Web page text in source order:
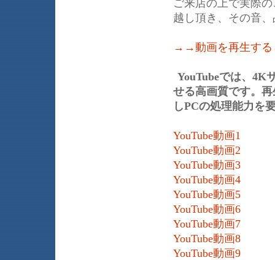
ご来店の上で実際
越し頂き、その音
→→動画を再生す
YouTubeでは、4K
せる高画質です。
しPCの処理能力を
YouTube動画1
YouTube動画2
YouTube動画3
YouTube動画4
YouTube動画5
YouTube動画6
YouTube動画7
YouTube動画8
YouTube動画9